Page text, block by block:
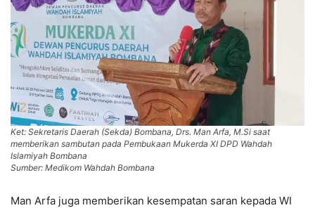
Ket: Sekretaris Daerah (Sekda) Bombana, Drs. Man Arfa, M.Si saat
memberikan sambutan pada Pembukaan Mukerda XI DPD Wahdah
Islamiyah Bombana
Sumber: Medikom Wahdah Bombana
Man Arfa juga memberikan kesempatan saran kepada WI